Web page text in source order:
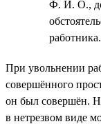
Ф. И. О.,
работника.
При увольнении
совершённого
он был совершён.
в нетрезвом виде